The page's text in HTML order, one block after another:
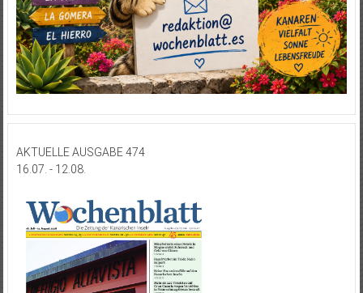
AKTUELLE AUSGABE 474
16.07. - 12.08.